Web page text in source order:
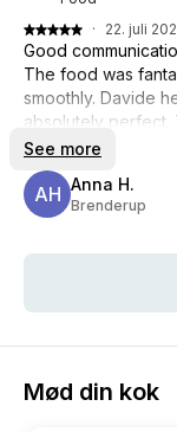
AH Anna H.
Brenderup
· 22. juli
Good
The food was
smoothly. Davide
absolutely perfect.
See more
Mød din kok